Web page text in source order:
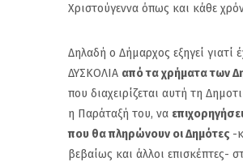
Χριστούγεννα όπως και κάθε
Δηλαδή ο Δήμαρχος εξηγεί γιατί
ΔΥΣΚΟΛΙΑ από τα χρήματα των
που διαχειρίζεται αυτή τη
η Παράταξή του, να επιχορηγήσει
που θα πληρώνουν οι Δημότες -
βεβαίως και άλλοι επισκέπτες-